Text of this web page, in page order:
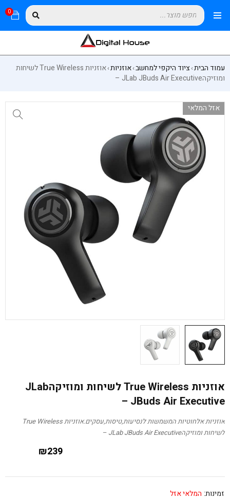
0
עמוד הבית›ציוד היקפי למחשב›אוזניות›
אוזניות True Wireless לשיחות
ומוזיקהJLab JBuds Air Executive –
אזל המלאי
אוזניות True Wireless לשיחות ומוזיקהJLab
JBuds Air Executive –
אוזניות אלחוטיות המשמשות לנסיעות,טיסות,עסקים.אוזניות True Wireless
לשיחות ומוזיקהJLab JBuds Air Executive –
₪239
זמינות: המלאי אזל